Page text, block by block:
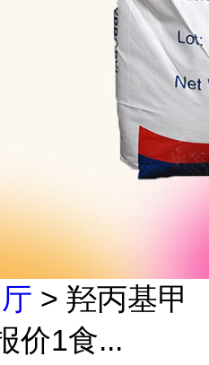
> 羟丙基甲
价1食...